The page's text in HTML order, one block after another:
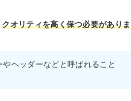
クオリティを高く保つ必要がありま
ヘッダーなどと呼ばれること